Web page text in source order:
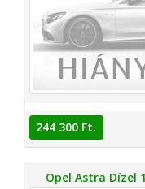
244 300 Ft.
Opel Astra Dízel